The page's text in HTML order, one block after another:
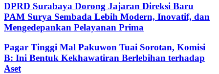
DPRD Surabaya Dorong Jajaran Direksi Baru
PAM Surya Sembada Lebih Modern, Inovatif, dan
Mengedepankan Pelayanan Prima
Pagar Tinggi Mal Pakuwon Tuai Sorotan, Komisi
B: Ini Bentuk Kekhawatiran Berlebihan terhadap
Aset